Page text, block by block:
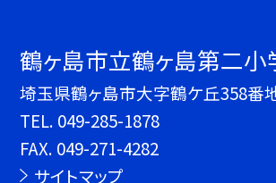
鶴ヶ島市立鶴ヶ島第二小
埼玉県鶴ヶ島市大字鶴ケ丘358番
TEL. 049-285-1878
FAX. 049-271-4282
サイトマップ